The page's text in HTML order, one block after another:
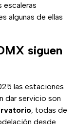
escaleras
algunas de ellas
siguen
las estaciones
dar servicio son
, todas de
desde